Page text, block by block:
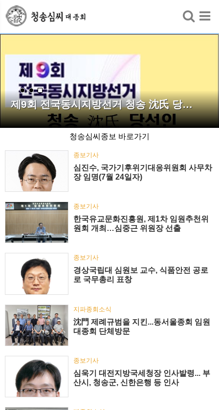
제9회 전국동시지방선거 청송 沈氏 당…
청송심씨종보 바로가기
종보기사
심진수, 국가기후위기대응위원회 사무차
장 임명(7월 24일자)
종보기사
한국유교문화진흥원, 제1차 임원추천위
원회 개최…심중근 위원장 선출
종보기사
경상국립대 심원보 교수, 식품안전 공로
로 국무총리 표창
지파종회소식
沈門 제례규범을 지킨...동서울종회 임원
대종회 단체방문
종보기사
심욱기 대전지방국세청장 인사발령... 부
산시, 청송군, 신한은행 등 인사